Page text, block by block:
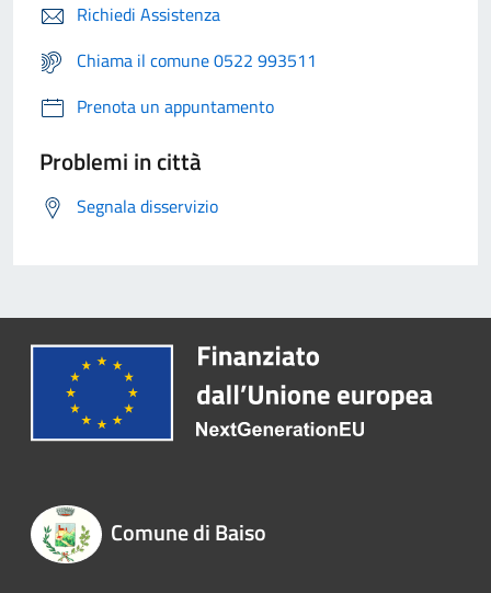
Richiedi Assistenza
Chiama il comune 0522 993511
Prenota un appuntamento
Problemi in città
Segnala disservizio
Comune di Baiso